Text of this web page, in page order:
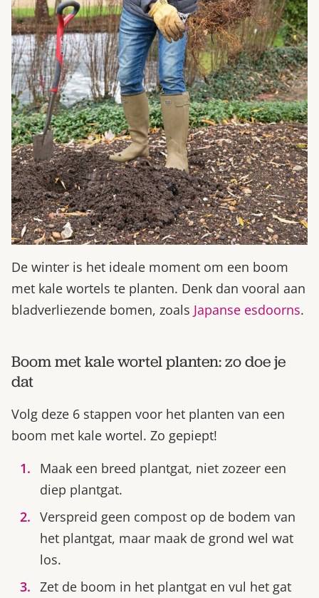
De winter is het ideale moment om een boom
met kale wortels te planten. Denk dan vooral aan
bladverliezende bomen, zoals Japanse esdoorns.
Boom met kale wortel planten: zo doe je
dat
Volg deze 6 stappen voor het planten van een
boom met kale wortel. Zo gepiept!
Maak een breed plantgat, niet zozeer een
diep plantgat.
Verspreid geen compost op de bodem van
het plantgat, maar maak de grond wel wat
los.
Zet de boom in het plantgat en vul het gat